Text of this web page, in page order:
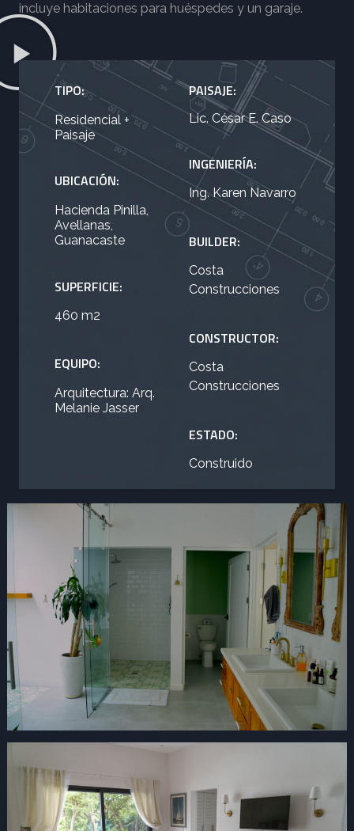
incluye habitaciones para huéspedes y un garaje.
TIPO:
Residencial +
Paisaje
UBICACIÓN:
Hacienda Pinilla,
Avellanas,
Guanacaste
SUPERFICIE:
460 m2
EQUIPO:
Arquitectura: Arq.
Melanie Jasser
PAISAJE:
Lic. César E. Caso
INGENIERÍA:
Ing. Karen Navarro
BUILDER:
Costa
Construcciones
CONSTRUCTOR:
Costa
Construcciones
ESTADO:
Construido